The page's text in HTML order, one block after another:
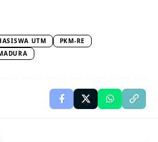
UTM
PKM-RE